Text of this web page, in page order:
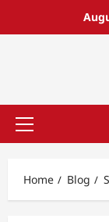
Home Blog